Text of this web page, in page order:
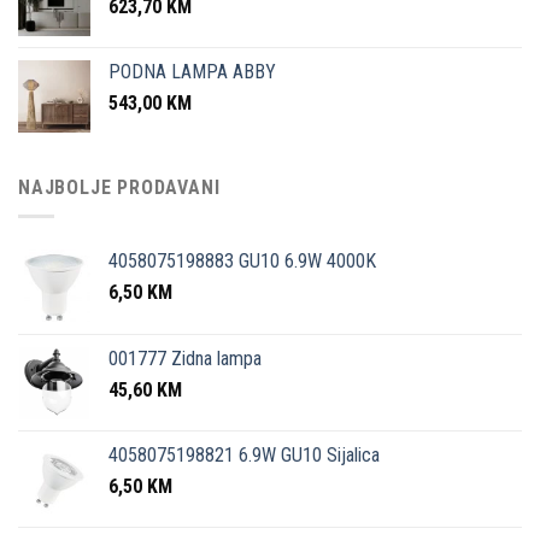
623,70 KM
PODNA LAMPA ABBY
543,00 KM
NAJBOLJE PRODAVANI
4058075198883 GU10 6.9W 4000K
6,50 KM
001777 Zidna lampa
45,60 KM
4058075198821 6.9W GU10 Sijalica
6,50 KM